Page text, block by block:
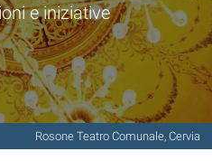
Rosone Teatro Comunale, Cervia
e iniziative